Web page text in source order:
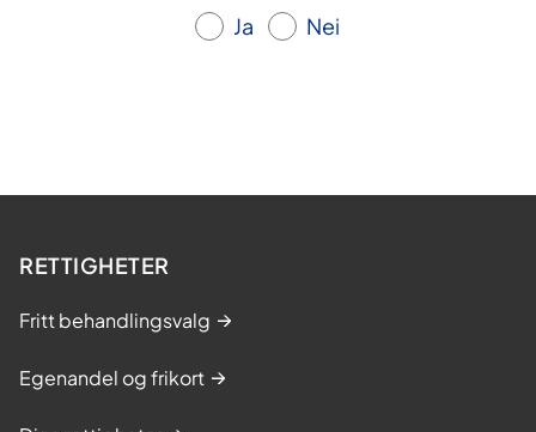
Ja Nei
RETTIGHETER
Fritt behandlingsvalg
Egenandel og frikort